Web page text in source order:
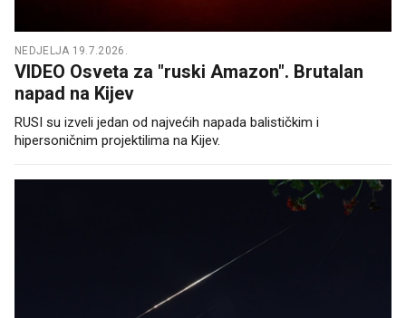
NEDJELJA 19.7.2026.
VIDEO Osveta za "ruski Amazon". Brutalan
napad na Kijev
RUSI su izveli jedan od najvećih napada balističkim i
hipersoničnim projektilima na Kijev.